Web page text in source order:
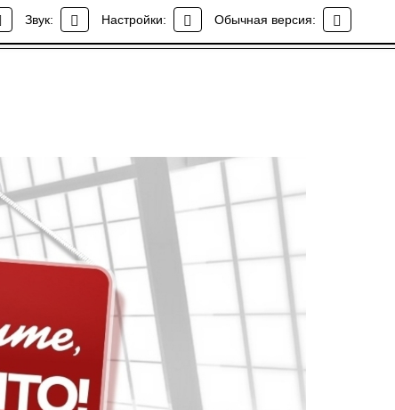
Звук: Настройки: Обычная версия: